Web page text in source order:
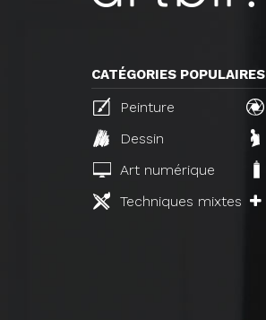
CATÉGORIES POPULAIRES
Peinture
Dessin
Art numérique
Techniques mixtes